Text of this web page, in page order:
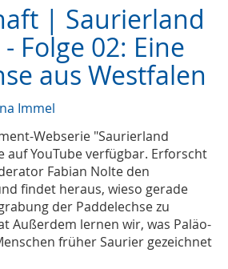
| Saurierland
Folge 02: Eine
aus Westfalen
Immel
Webserie "Saurierland
auf YouTube verfügbar. Erforscht
Fabian Nolte den
findet heraus, wieso gerade
der Paddelechse zu
Außerdem lernen wir, was Paläo-
früher Saurier gezeichnet